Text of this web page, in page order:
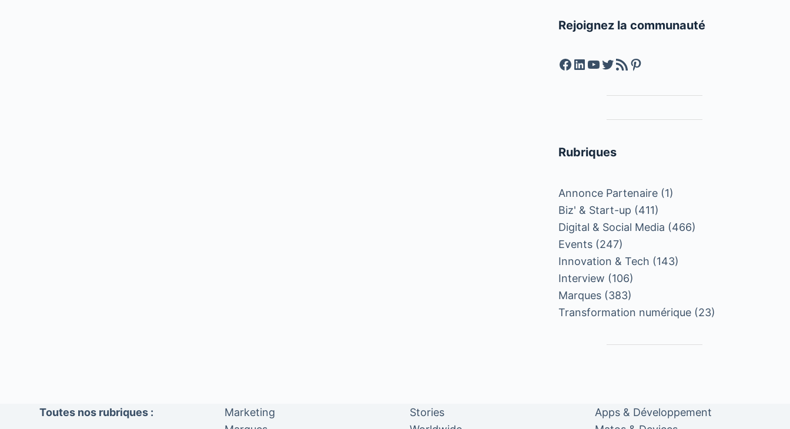
Rejoignez la communauté
Facebook
LinkedIn
YouTube
Twitter
Feed RSSPinterest
Rubriques
Annonce Partenaire (1)
Biz' & Start-up (411)
Digital & Social Media (466)
Events (247)
Innovation & Tech (143)
Interview (106)
Marques (383)
Transformation numérique (23)
Toutes nos rubriques :
Marketing
Stories
Apps & Développement